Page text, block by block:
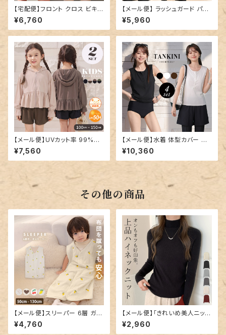
【宅配便】フロント クロス ビキニ
水着 レディース 体型カバー／h
ys3437
¥6,760
【メール便】 ラッシュガード パン
ツ レディース ロング／swimw
ear-b021
¥5,960
【メール便】UVカット率 99%以
上 キッズ 女の子 水着 セパレー
ト ラッシュガード パンツ／rash
guard103
¥7,560
【メール便】水着 体型カバー レ
ディース ヘンリーネック レギン
ス ショートパンツ タンキニ 4点
セット／hys3436
¥10,360
その他の商品
【メール便】スリーパー 6層 ガー
ゼ キッズ 女の子／kidstops01
7
¥4,760
【メール便】「きれいめ美人ニッ
ト」ニット レディース きれいめ
ハイネック トップス／tops232
¥2,960